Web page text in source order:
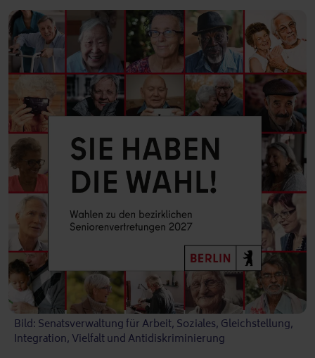
Bild: Senatsverwaltung für Arbeit, Soziales, Gleichstellung,
Integration, Vielfalt und Antidiskriminierung